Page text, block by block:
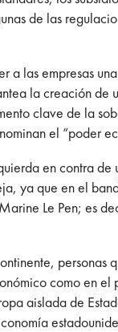
de las
las empresas
la creación
clave de la
el “poder
en contra
ya que en el
Le Pen; es
como en
aislada de